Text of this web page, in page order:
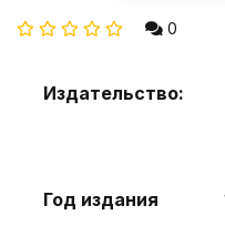
0
Издательство:
Год издания